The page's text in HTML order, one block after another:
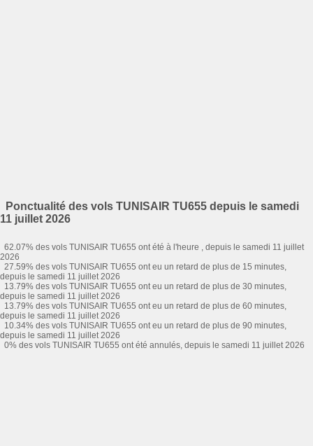
Ponctualité des vols TUNISAIR TU655 depuis le samedi
11 juillet 2026
62.07% des vols TUNISAIR TU655 ont été à l'heure , depuis le samedi 11 juillet
2026
27.59% des vols TUNISAIR TU655 ont eu un retard de plus de 15 minutes,
depuis le samedi 11 juillet 2026
13.79% des vols TUNISAIR TU655 ont eu un retard de plus de 30 minutes,
depuis le samedi 11 juillet 2026
13.79% des vols TUNISAIR TU655 ont eu un retard de plus de 60 minutes,
depuis le samedi 11 juillet 2026
10.34% des vols TUNISAIR TU655 ont eu un retard de plus de 90 minutes,
depuis le samedi 11 juillet 2026
0% des vols TUNISAIR TU655 ont été annulés, depuis le samedi 11 juillet 2026